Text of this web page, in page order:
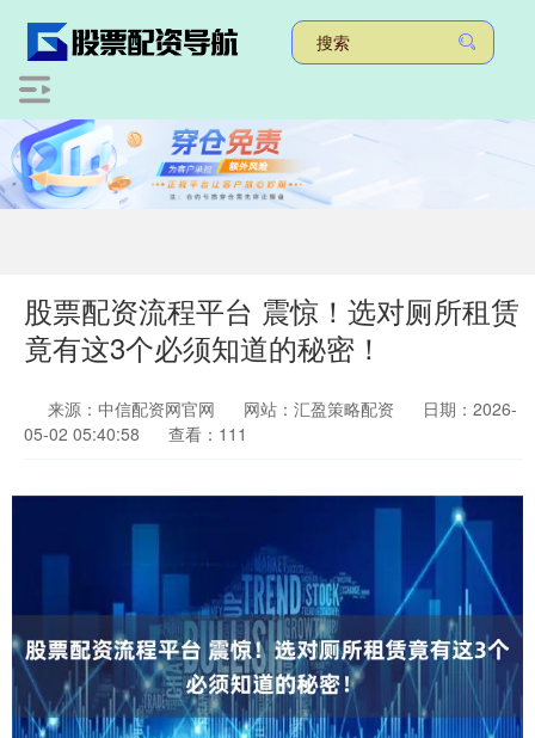
股票配资流程平台 震惊！选对厕所租赁
竟有这3个必须知道的秘密！
来源：中信配资网官网 网站：汇盈策略配资
日期：2026-
05-02 05:40:58
查看：111